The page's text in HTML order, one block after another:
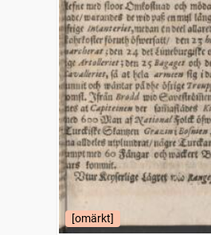
[omärkt]